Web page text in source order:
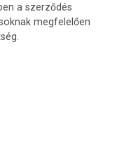
a szerződés
megfelelően